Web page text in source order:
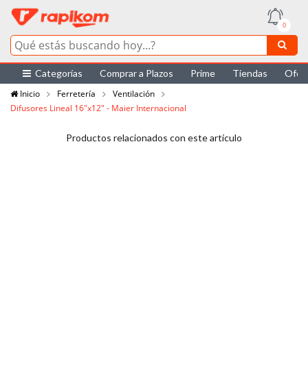
0
Categorías Comprar a Plazos Prime Tiendas
Inicio
Ferretería
Ventilación
Difusores Lineal 16"x12" - Maier Internacional
Productos relacionados con este artículo